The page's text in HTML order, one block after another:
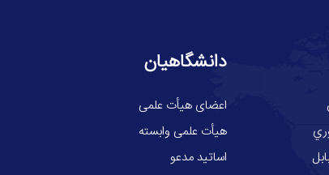
دانشگاهیان
اعضای هیأت علمی
هیأت علمی وابسته
اساتید مدعو